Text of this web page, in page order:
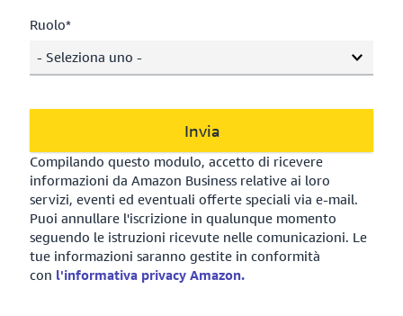
Ruolo*
- Seleziona uno -
Invia
Compilando questo modulo, accetto di ricevere
informazioni da Amazon Business relative ai loro
servizi, eventi ed eventuali offerte speciali via e-mail.
Puoi annullare l'iscrizione in qualunque momento
seguendo le istruzioni ricevute nelle comunicazioni. Le
tue informazioni saranno gestite in conformità
con l'informativa privacy Amazon.